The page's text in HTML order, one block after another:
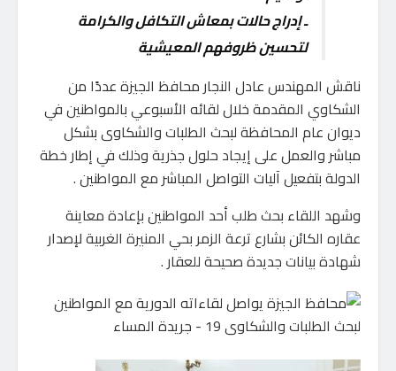
ـ إدراج حالات بمعاش التكافل والكرامة
لتحسين ظروفهم المعيشية
ناقش المهندس عادل النجار محافظ الجيزة عددًا من
الشكاوي المقدمة خلال لقائه الأسبوعي بالمواطنين في
ديوان عام المحافظة لبحث الطلبات والشكاوى بشكل
مباشر والعمل على إيجاد حلول جذرية وذلك في إطار خطة
الدولة بتفعيل آليات التواصل المباشر مع المواطنين .
وشهد اللقاء بحث طلب أحد المواطنين بإعادة معاينة
عقاره الكائن بشارع ترعة الزمر بحي المنيرة الغربية لإصدار
شهادة بيانات جديدة صحيحة للعقار .